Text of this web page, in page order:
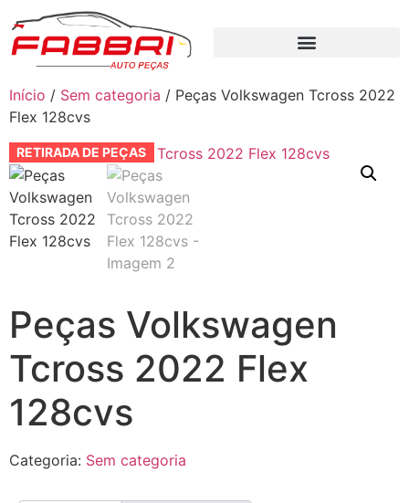
Início / Sem categoria / Peças Volkswagen Tcross 2022
Flex 128cvs
RETIRADA DE PEÇAS
Peças Volkswagen
Tcross 2022 Flex
128cvs
Categoria: Sem categoria